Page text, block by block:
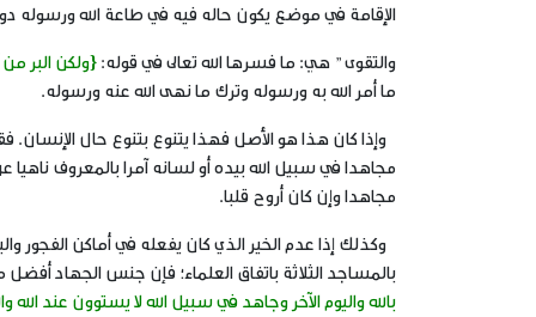
الإقامة في موضع يكون حاله فيه في طاعة الله ورسوله
والتقوى ” هي: ما فسرها الله تعالى في قوله:{ولكن البر من
ما أمر الله به ورسوله وترك ما نهى الله عنه ورسوله.
وإذا كان هذا هو الأصل فهذا يتنوع بتنوع حال
مجاهدا في سبيل الله بيده أو لسانه آمرا بالمعروف
مجاهدا وإن كان أروح قلبا.
وكذلك إذا عدم الخير الذي كان يفعله في أماكن الفجور
بالمساجد الثلاثة باتفاق العلماء؛ فإن جنس الجهاد
بالله واليوم الآخر وجاهد في سبيل الله لا يستوون عند